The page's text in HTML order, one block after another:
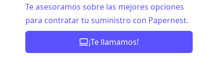
Te asesoramos sobre las mejores opciones
para contratar tu suministro con Papernest.
¡Te llamamos!